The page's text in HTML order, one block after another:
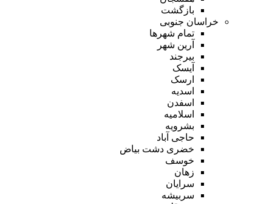
بازگشت
خراسان جنوبی
تمام شهر‌ها
آرین شهر
بیرجند
آیسک
ارسک
اسدیه
اسفدن
اسلامیه
بشرویه
حاجی آباد
خضری دشت بیاض
خوسف
زهان
سرایان
سربیشه